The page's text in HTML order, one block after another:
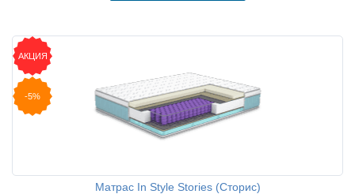
АКЦИЯ
-5%
Матрас In Style Stories (Сторис)